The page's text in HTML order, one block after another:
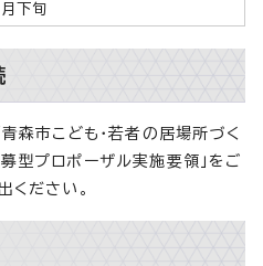
下旬
森市こども・若者の居場所づく
型プロポーザル実施要領」をご
ください。